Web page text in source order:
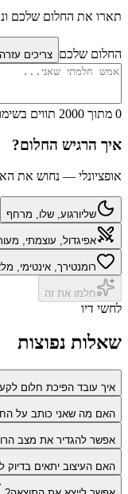
תארו את החלום שלכם
החלום שלכם צריכים
0 מתוך 2000 תווים בשימוש
איך הרגיש החלום?
אופציונלי — נחוש את
שליורגוע, שלו, מרחף
אפיגדול, עוצמתי,
רומנטירך, אינטימי,
חלמו את זה
לחשי דיו
שאלות נפוצות
איך עובד הפיכת חלום
האם מה שאני כותב על
אפשר להגדיר את מצב
האם העיצוב יתאים בדיוק